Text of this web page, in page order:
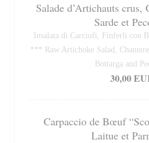
Salade d’Artichauts crus,
Sarde et
Insalata di Carciofi, Finferli con
*** Raw Artichoke Salad,
Bottarga and
30,00
Carpaccio de Bœuf
Laitue et